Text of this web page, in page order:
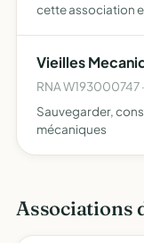
cette association
Vieilles
RNA W193000747
Sauvegarder,
mécaniques
Associations